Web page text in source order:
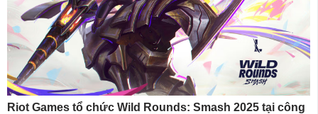
Riot Games tổ chức Wild Rounds: Smash 2025 tại công